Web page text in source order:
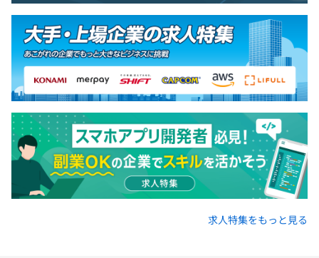
求人特集をもっと見る